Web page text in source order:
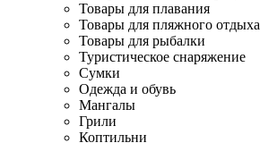
Товары для плавания
Товары для пляжного отдыха
Товары для рыбалки
Туристическое снаряжение
Сумки
Одежда и обувь
Мангалы
Грили
Коптильни